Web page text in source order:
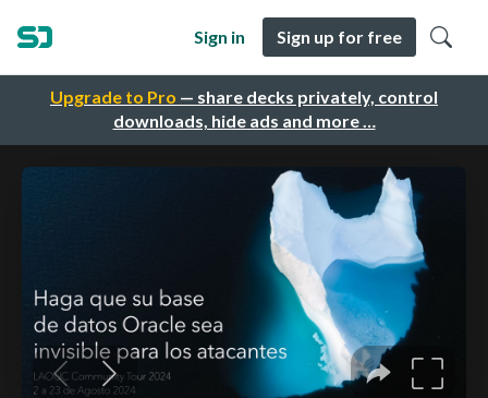
Upgrade to Pro — share decks privately, control
downloads, hide ads and more …
Sign in Sign up for free